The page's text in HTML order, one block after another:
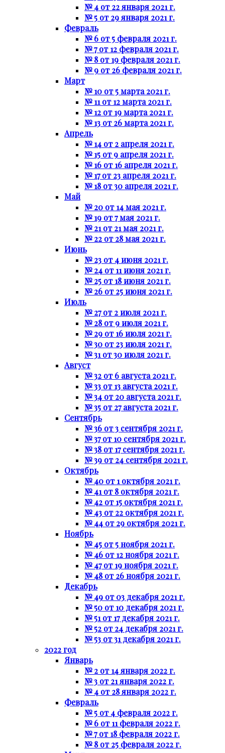
№ 4 от 22 января 2021 г.
№ 5 от 29 января 2021 г.
Февраль
№ 6 от 5 февраля 2021 г.
№ 7 от 12 февраля 2021 г.
№ 8 от 19 февраля 2021 г.
№ 9 от 26 февраля 2021 г.
Март
№ 10 от 5 марта 2021 г.
№ 11 от 12 марта 2021 г.
№ 12 от 19 марта 2021 г.
№ 13 от 26 марта 2021 г.
Апрель
№ 14 от 2 апреля 2021 г.
№ 15 от 9 апреля 2021 г.
№ 16 от 16 апреля 2021 г.
№ 17 от 23 апреля 2021 г.
№ 18 от 30 апреля 2021 г.
Май
№ 20 от 14 мая 2021 г.
№ 19 от 7 мая 2021 г.
№ 21 от 21 мая 2021 г.
№ 22 от 28 мая 2021 г.
Июнь
№ 23 от 4 июня 2021 г.
№ 24 от 11 июня 2021 г.
№ 25 от 18 июня 2021 г.
№ 26 от 25 июня 2021 г.
Июль
№ 27 от 2 июля 2021 г.
№ 28 от 9 июля 2021 г.
№ 29 от 16 июля 2021 г.
№ 30 от 23 июля 2021 г.
№ 31 от 30 июля 2021 г.
Август
№ 32 от 6 августа 2021 г.
№ 33 от 13 августа 2021 г.
№ 34 от 20 августа 2021 г.
№ 35 от 27 августа 2021 г.
Сентябрь
№ 36 от 3 сентября 2021 г.
№ 37 от 10 сентября 2021 г.
№ 38 от 17 сентября 2021 г.
№ 39 от 24 сентября 2021 г.
Октябрь
№ 40 от 1 октября 2021 г.
№ 41 от 8 октября 2021 г.
№ 42 от 15 октября 2021 г.
№ 43 от 22 октября 2021 г.
№ 44 от 29 октября 2021 г.
Ноябрь
№ 45 от 5 ноября 2021 г.
№ 46 от 12 ноября 2021 г.
№ 47 от 19 ноября 2021 г.
№ 48 от 26 ноября 2021 г.
Декабрь
№ 49 от 03 декабря 2021 г.
№ 50 от 10 декабря 2021 г.
№ 51 от 17 декабря 2021 г.
№ 52 от 24 декабря 2021 г.
№ 53 от 31 декабря 2021 г.
2022 год
Январь
№ 2 от 14 января 2022 г.
№ 3 от 21 января 2022 г.
№ 4 от 28 января 2022 г.
Февраль
№ 5 от 4 февраля 2022 г.
№ 6 от 11 февраля 2022 г.
№ 7 от 18 февраля 2022 г.
№ 8 от 25 февраля 2022 г.